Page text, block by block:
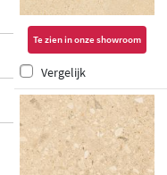
Te zien in onze showroom
Vergelijk